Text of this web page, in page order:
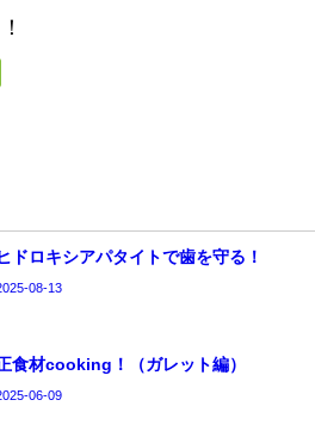
ヒドロキシアパタイトで歯を守る！
08-13
食材cooking！（ガレット編）
06-09